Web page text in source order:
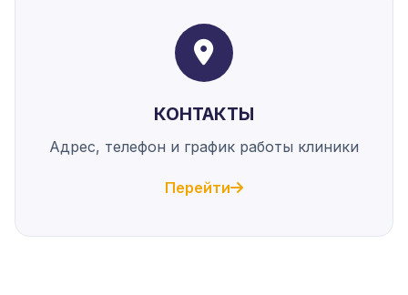
КОНТАКТЫ
Адрес, телефон и график работы клиники
Перейти